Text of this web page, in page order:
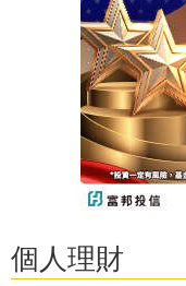
個人理財